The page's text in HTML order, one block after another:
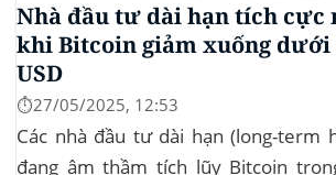
Nhà đầu tư dài hạn tích cực
khi Bitcoin giảm xuống dưới
USD
⏱️27/05/2025, 12:53
Các nhà đầu tư dài hạn (long-term
đang âm thầm tích lũy Bitcoin